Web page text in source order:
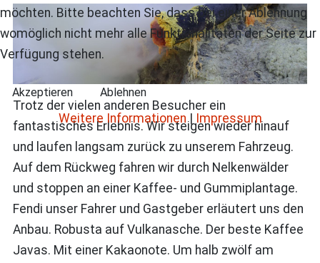
Trotz der vielen anderen Besucher ein
fantastisches Erlebnis. Wir steigen wieder hinauf
und laufen langsam zurück zu unserem Fahrzeug.
Auf dem Rückweg fahren wir durch Nelkenwälder
und stoppen an einer Kaffee- und Gummiplantage.
Fendi unser Fahrer und Gastgeber erläutert uns den
Anbau. Robusta auf Vulkanasche. Der beste Kaffee
Javas. Mit einer Kakaonote. Um halb zwölf am
möchten. Bitte beachten Sie, dass bei einer Ablehnung
womöglich nicht mehr alle Funktionalitäten der Seite zur
Verfügung stehen.
Akzeptieren Ablehnen
Weitere Informationen| Impressum